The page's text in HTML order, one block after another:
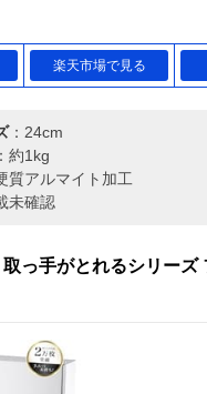
楽天市場で見る
：24cm
：約1kg
質アルマイト加工
未確認
っ手がとれるシリーズ